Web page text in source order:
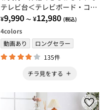
テレビ台＜テレビボード・コー
ナーテレビ台・伸縮テレビ台・
スライドテレビ台・大量収納・
コスパ＞
¥9,990 ～ ¥12,980 (税込)
4colors
動画あり
ロングセラー
135件
チラ見をする